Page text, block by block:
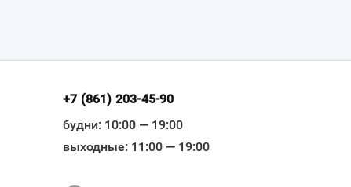
+7 (861) 203-45-90
будни: 10:00 — 19:00
выходные: 11:00 — 19:00